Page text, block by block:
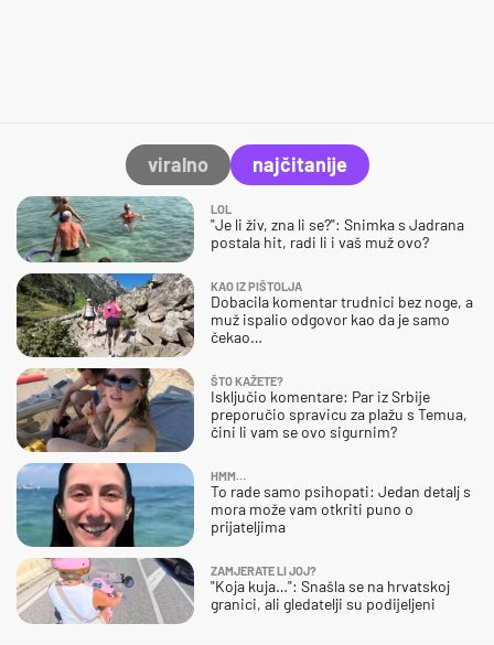
viralno najčitanije
LOL
"Je li živ, zna li se?": Snimka s Jadrana
postala hit, radi li i vaš muž ovo?
KAO IZ PIŠTOLJA
Dobacila komentar trudnici bez noge, a
muž ispalio odgovor kao da je samo
čekao…
ŠTO KAŽETE?
Isključio komentare: Par iz Srbije
preporučio spravicu za plažu s Temua,
čini li vam se ovo sigurnim?
HMM…
To rade samo psihopati: Jedan detalj s
mora može vam otkriti puno o
prijateljima
ZAMJERATE LI JOJ?
"Koja kuja…": Snašla se na hrvatskoj
granici, ali gledatelji su podijeljeni